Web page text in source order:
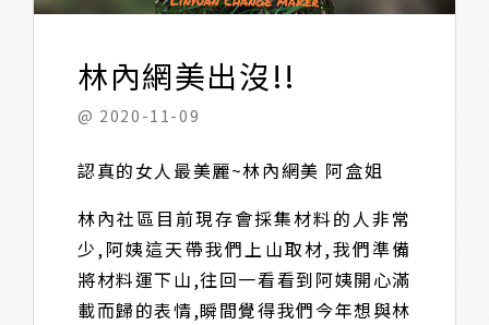
林內網美出沒!!
@ 2020-11-09
認真的女人最美麗~林內網美 阿盒姐
林內社區目前現存會採集材料的人非常
少,阿姨這天帶我們上山取材,我們準備
將材料運下山,往回一看看到阿姨開心滿
載而歸的表情,瞬間覺得我們今年想與林